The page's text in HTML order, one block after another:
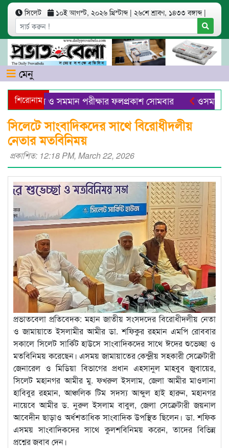
সিলেট ১০ই আগস্ট, ২০২৬ খ্রিস্টাব্দ | ২৬শে শ্রাবণ, ১৪৩৩ বঙ্গাব্দ |
মেনু
শিরোনাম
দাখিল ও সমমান পরীক্ষার ফলপ্রকাশ সোমবার
প্যাকেজিং সেন্টার ও এআইভিত্তিক বাজার চালু হবে -বাণিজ্যমন্ত্রী
সিলেটে সাংবাদিকদের সাথে বিরোধীদলীয়
নেতার মতবিনিময়
প্রকাশিত: 12:18 PM, March 22, 2026
প্রভাতবেলা প্রতিবেদক: মহান জাতীয় সংসদদের বিরোধীদলীয় নেতা
ও জামায়াতে ইসলামীর আমীর ডা. শফিকুর রহমান এমপি রোববার
সকালে সিলেট সার্কিট হাউসে সাংবাদিকদের সাথে ঈদের শুভেচ্ছা ও
মতবিনিময় করেছেন। এসময় জামায়াতের কেন্দ্রীয় সহকারী সেক্রেটারী
জেনারেল ও মিডিয়া বিভাগের প্রধান এহসানুল মাহবুব জুবায়ের,
সিলেট মহানগর আমীর মু. ফখরুল ইসলাম, জেলা আমীর মাওলানা
হাবিবুর রহমান, আঞ্চলিক টিম সদস্য আব্দুল হাই হারুন, মহানগর
নায়েবে আমীর ড. নুরুল ইসলাম বাবুল, জেলা সেক্রেটারী জয়নাল
আবেদীন ছাড়াও অর্ধশতাধিক সাংবাদিক উপস্থিত ছিলেন। ডা. শফিক
এসময় সাংবাদিকদের সাথে কুলশবিনিময় করেন, তাদের বিভিন্ন
প্রশ্নের জবাব দেন।